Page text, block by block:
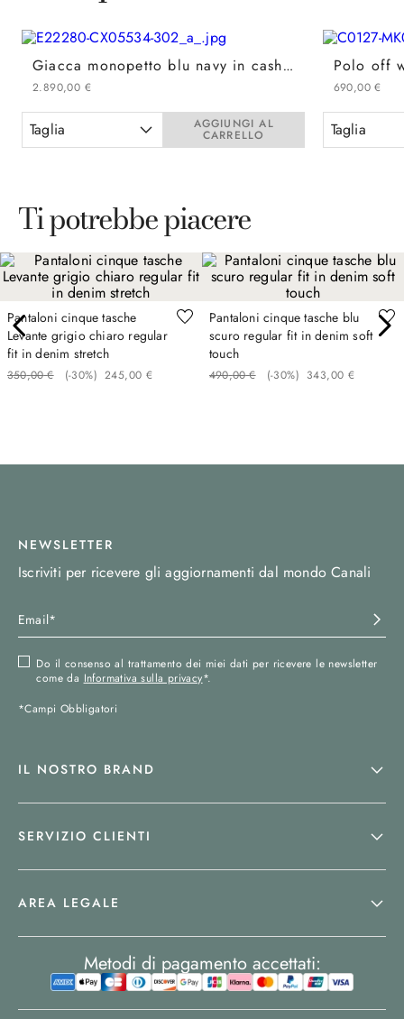
Giacca monopetto blu navy in cashmere
2.890,00 €
Taglia AGGIUNGI AL
CARRELLO
690,00 €
Taglia
Ti potrebbe piacere
Pantaloni cinque tasche
Levante grigio chiaro regular
fit in denim stretch
350,00 € (-30%) 245,00 €
Pantaloni cinque tasche blu
scuro regular fit in denim soft
touch
490,00 € (-30%) 343,00 €
NEWSLETTER
Iscriviti per ricevere gli aggiornamenti dal mondo Canali
Do il consenso al trattamento dei miei dati per ricevere le newsletter
come da Informativa sulla privacy*.
*Campi Obbligatori
IL NOSTRO BRAND
SERVIZIO CLIENTI
AREA LEGALE
Metodi di pagamento accettati: